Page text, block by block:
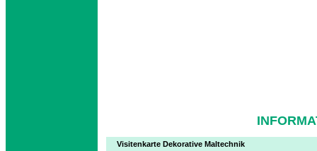
Visitenkarte Dekorative Maltechnik